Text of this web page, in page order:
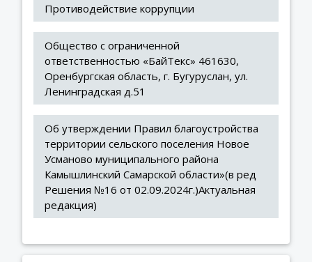
Противодействие коррупции
Общество с ограниченной
ответственностью «БайТекс» 461630,
Оренбургская область, г. Бугуруслан, ул.
Ленинградская д.51
Об утверждении Правил благоустройства
территории сельского поселения Новое
Усманово муниципального района
Камышлинский Самарской области»(в ред
Решения №16 от 02.09.2024г.)Актуальная
редакция)